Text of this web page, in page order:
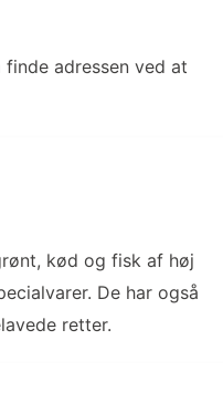
finde adressen ved at
kød og fisk af høj
De har også
retter.